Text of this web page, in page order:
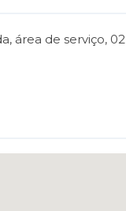
área de serviço, 02